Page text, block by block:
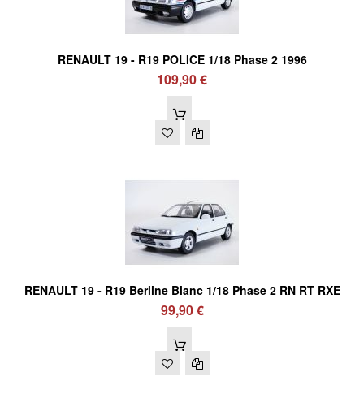
RENAULT 19 - R19 POLICE 1/18 Phase 2 1996
109,90 €
RENAULT 19 - R19 Berline Blanc 1/18 Phase 2 RN RT RXE
99,90 €